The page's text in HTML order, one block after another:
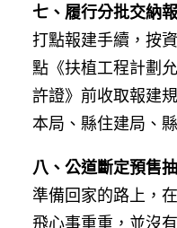
七、履行分批交納
打點報建手續，按
點《扶植工程計劃
許證》前收取報建
本局、縣住建局、
八、公道斷定預售
準備回家的路上，
飛心事重重，並沒